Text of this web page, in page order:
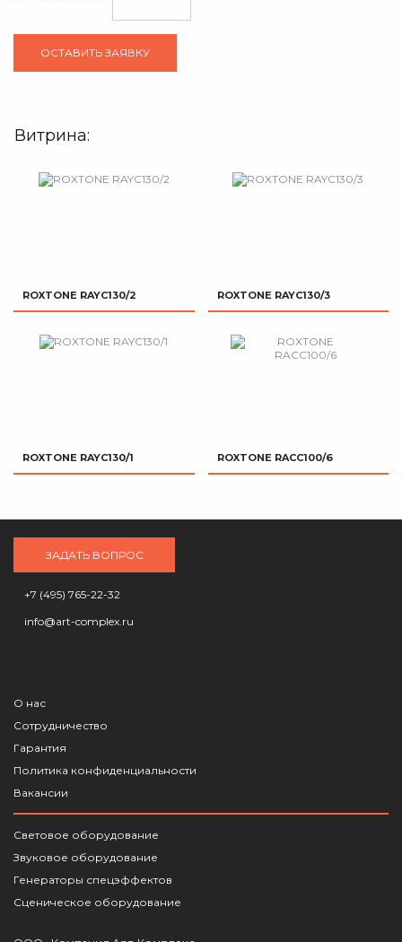
Витрина:
ROXTONE RAYC130/2 ROXTONE RAYC130/3
ROXTONE RAYC130/1 ROXTONE RACC100/6
ЗАДАТЬ ВОПРОС
+7 (495) 765-22-32
info@art-complex.ru
О нас
Сотрудничество
Гарантия
Политика конфиденциальности
Вакансии
Световое оборудование
Звуковое оборудование
Генераторы спецэффектов
Сценическое оборудование